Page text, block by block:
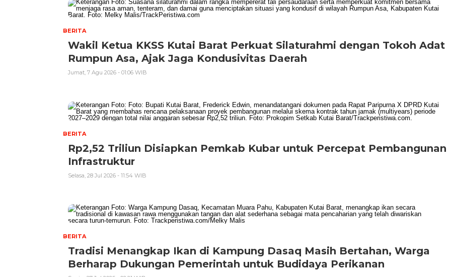
BERITA
Wakil Ketua KKSS Kutai Barat Perkuat Silaturahmi dengan Tokoh Adat
Rumpun Asa, Ajak Jaga Kondusivitas Daerah
Jumat, 7 Agu 2026 - 01:06 WIB
BERITA
Rp2,52 Triliun Disiapkan Pemkab Kubar untuk Percepat Pembangunan
Infrastruktur
Selasa, 28 Jul 2026 - 11:54 WIB
BERITA
Tradisi Menangkap Ikan di Kampung Dasaq Masih Bertahan, Warga
Berharap Dukungan Pemerintah untuk Budidaya Perikanan